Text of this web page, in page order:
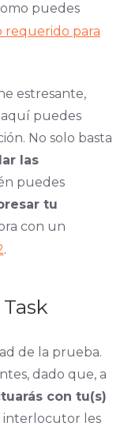
puedes
requerido para
estresante,
aquí puedes
No solo basta
las
puedes
tu
con un
.
de la prueba.
dado que, a
con tu(s)
interlocutor les